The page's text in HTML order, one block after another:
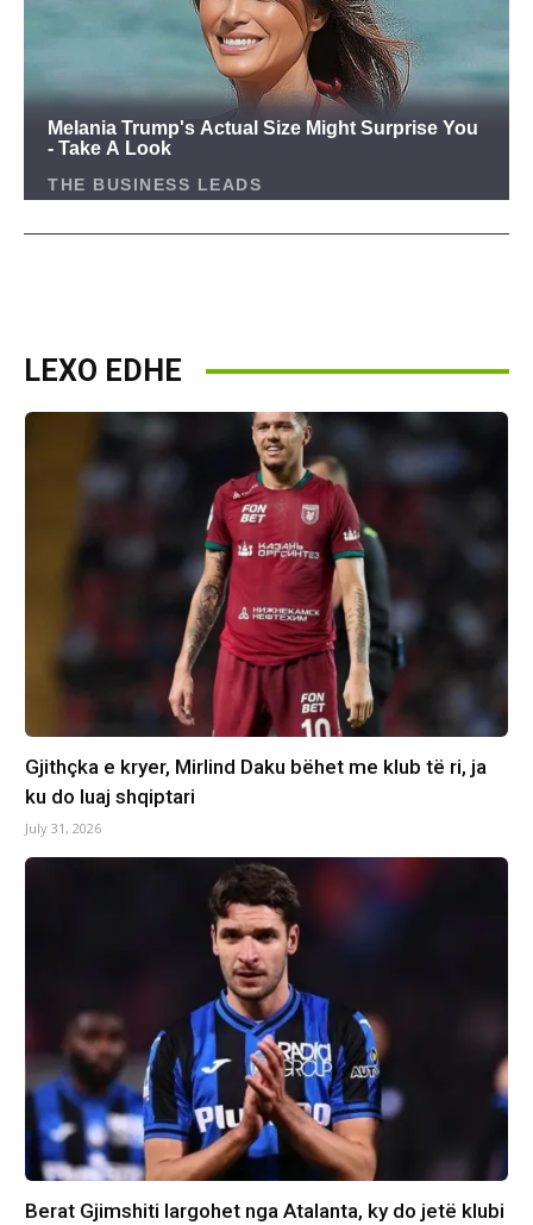
LEXO EDHE
Gjithçka e kryer, Mirlind Daku bëhet me klub të ri, ja
ku do luaj shqiptari
July 31, 2026
Berat Gjimshiti largohet nga Atalanta, ky do jetë klubi